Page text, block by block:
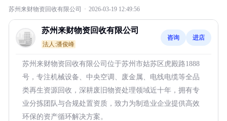
苏州来财物资回收有限公司 · 2026-03-19 12:49:56
苏州来财物资回收有限公司
法人:潘俊峰
咨询 进店
苏州来财物资回收有限公司位于苏州市姑苏区虎殿路1888
号，专注机械设备、中央空调、废金属、电线电缆等全品
类再生资源回收，深耕废旧物资处理领域近十年，拥有专
业分拣团队与合规处置资质，致力为制造业企业提供高效
环保的资产循环解决方案。